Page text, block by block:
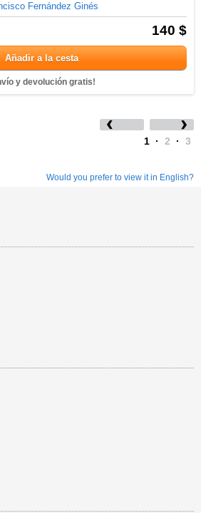
Fernández Ginés
140 $
Añadir a la cesta
y devolución gratis!
1 · 2 · 3
Would you prefer to view it in English?